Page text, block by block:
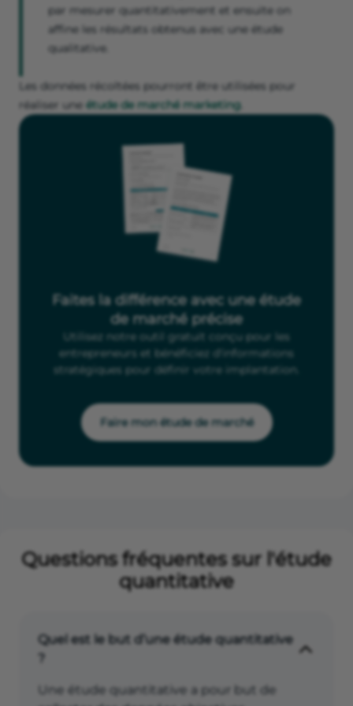
par mesurer quantitativement et ensuite on
affine les résultats obtenus avec une étude
qualitative.
Les données récoltées pourront être utilisées pour
réaliser une étude de marché marketing.
Faites la différence avec une étude
de marché précise
Utilisez notre outil gratuit conçu pour les
entrepreneurs et bénéficiez d'informations
stratégiques pour définir votre implantation.
Faire mon étude de marché
Questions fréquentes sur l'étude
quantitative
Quel est le but d’une étude quantitative
?
Une étude quantitative a pour but de